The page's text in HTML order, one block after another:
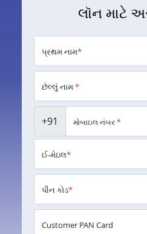
લૉન માટે
પ્રથમ નામ*
છેલ્લું નામ*
+91 મોબાઇલ નંબર*
ઈ-મેઇલ*
પીન કોડ*
Customer PAN Card